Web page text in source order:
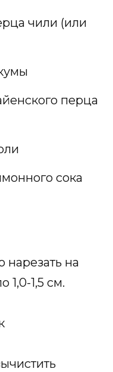
чили (или
перца
сока
на
1,0-1,5 см.